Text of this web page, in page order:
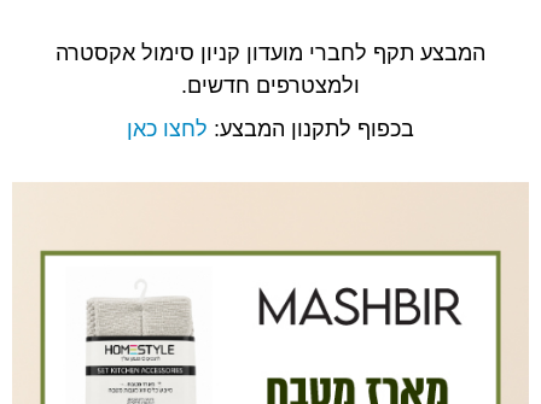
המבצע תקף לחברי מועדון קניון סימול אקסטרה
ולמצטרפים חדשים.
בכפוף לתקנון המבצע:לחצו כאן